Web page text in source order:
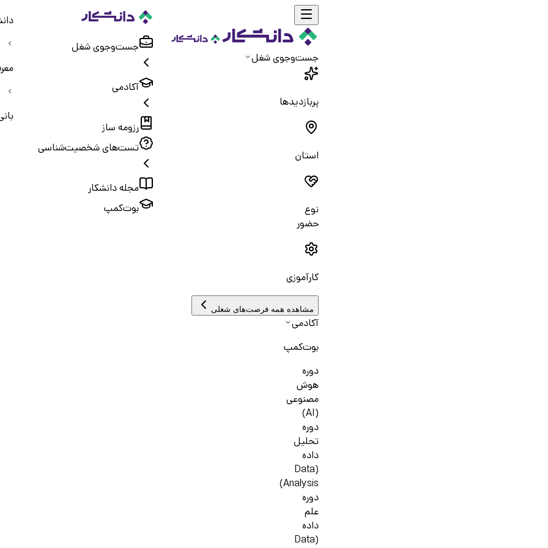
جست‌و‌جوی شغل
پربازدیدها
استان
نوع
حضور
کارآموزی
مشاهده همه فرصت‌های شغلی
آکادمی
بوت‌کمپ
دوره
هوش
مصنوعی
(AI)
دوره
تحلیل
داده
(Data
Analysis)
دوره
علم
داده
(Data
جست‌و‌جوی شغل
آکادمی
رزومه ساز
تست‌های شخصیت‌شناسی
مجله دانشکار
بوت‌کمپ